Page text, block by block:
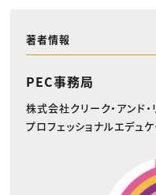
著者情報
PEC事務局
株式会社クリーク・アンド
プロフェッショナルエデュ